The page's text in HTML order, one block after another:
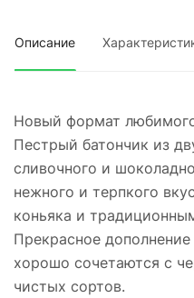
Описание
Новый формат
Пестрый батончик из
сливочного и
нежного и терпкого
коньяка и
Прекрасное
хорошо сочетаются с
чистых сортов.